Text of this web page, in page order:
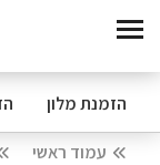
הזמנת מלון
עמוד ראשי